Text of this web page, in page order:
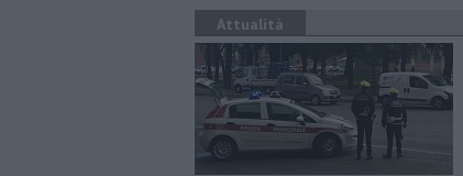
Attualità